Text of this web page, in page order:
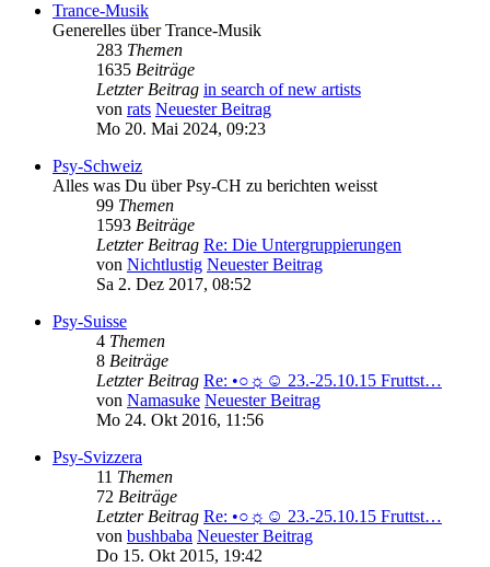
Trance-Musik
Generelles über Trance-Musik
283 Themen
1635 Beiträge
Letzter Beitrag in search of new artists
von rats Neuester Beitrag
Mo 20. Mai 2024, 09:23
Psy-Schweiz
Alles was Du über Psy-CH zu berichten weisst
99 Themen
1593 Beiträge
Letzter Beitrag Re: Die Untergruppierungen
von Nichtlustig Neuester Beitrag
Sa 2. Dez 2017, 08:52
Psy-Suisse
4 Themen
8 Beiträge
Letzter Beitrag Re: •○☼☺ 23.-25.10.15 Fruttst…
von Namasuke Neuester Beitrag
Mo 24. Okt 2016, 11:56
Psy-Svizzera
11 Themen
72 Beiträge
Letzter Beitrag Re: •○☼☺ 23.-25.10.15 Fruttst…
von bushbaba Neuester Beitrag
Do 15. Okt 2015, 19:42